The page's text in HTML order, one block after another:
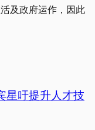
及政府运作，因此
星吁提升人才技